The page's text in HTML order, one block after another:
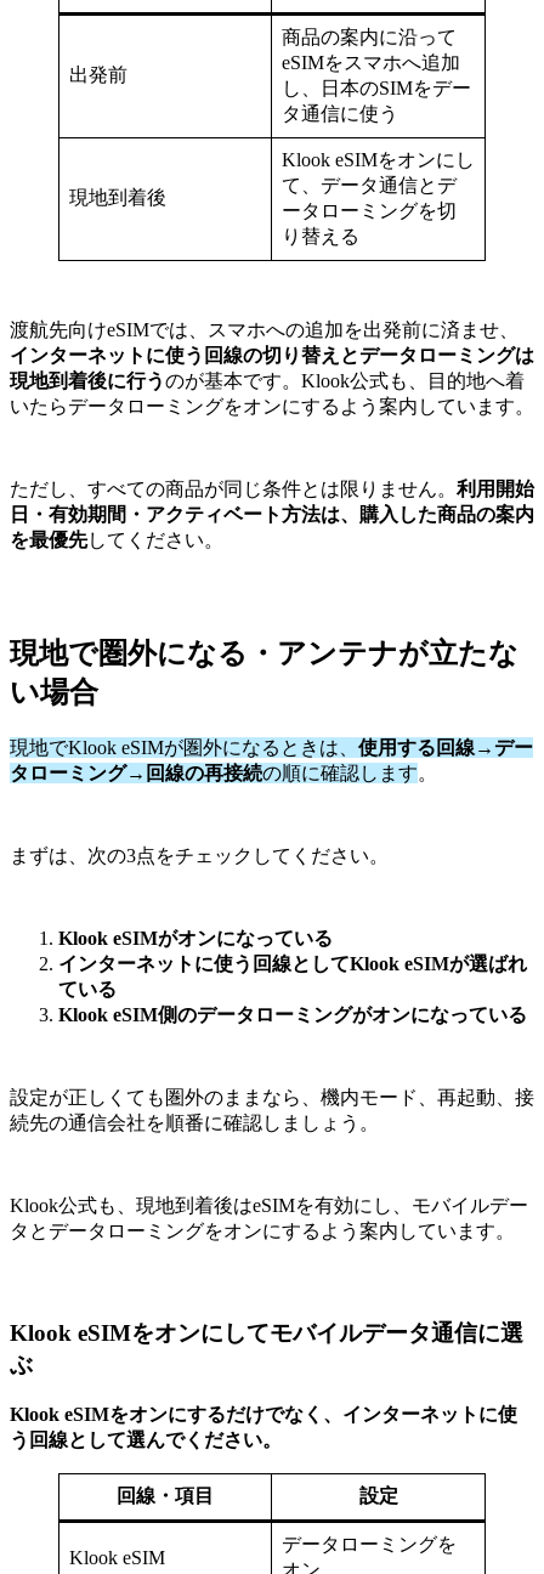
出発前
商品の案内に沿って
eSIMをスマホへ追加
し、日本のSIMをデー
タ通信に使う
現地到着後
Klook eSIMをオンにし
て、データ通信とデ
ータローミングを切
り替える
渡航先向けeSIMでは、スマホへの追加を出発前に済ませ、
インターネットに使う回線の切り替えとデータローミングは
現地到着後に行うのが基本です。Klook公式も、目的地へ着
いたらデータローミングをオンにするよう案内しています。
ただし、すべての商品が同じ条件とは限りません。 利用開始
日・有効期間・アクティベート方法は、購入した商品の案内
を最優先してください。
現地で圏外になる・アンテナが立たな
い場合
現地でKlook eSIMが圏外になるときは、 使用する回線→デー
タローミング→回線の再接続の順に確認します。
まずは、次の3点をチェックしてください。
Klook eSIMがオンになっている
インターネットに使う回線としてKlook eSIMが選ばれ
ている
Klook eSIM側のデータローミングがオンになっている
設定が正しくても圏外のままなら、機内モード、再起動、接
続先の通信会社を順番に確認しましょう。
Klook公式も、現地到着後はeSIMを有効にし、モバイルデー
タとデータローミングをオンにするよう案内しています。
Klook eSIMをオンにしてモバイルデータ通信に選
ぶ
Klook eSIMをオンにするだけでなく、インターネットに使
う回線として選んでください。
回線・項目 設定
Klook eSIM
データローミングを